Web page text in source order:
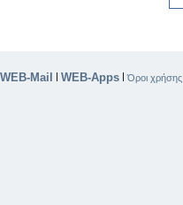
WEB-Mail | WEB-Apps |Όροι χρήσης